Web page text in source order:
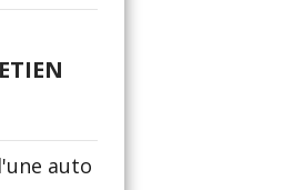
auto